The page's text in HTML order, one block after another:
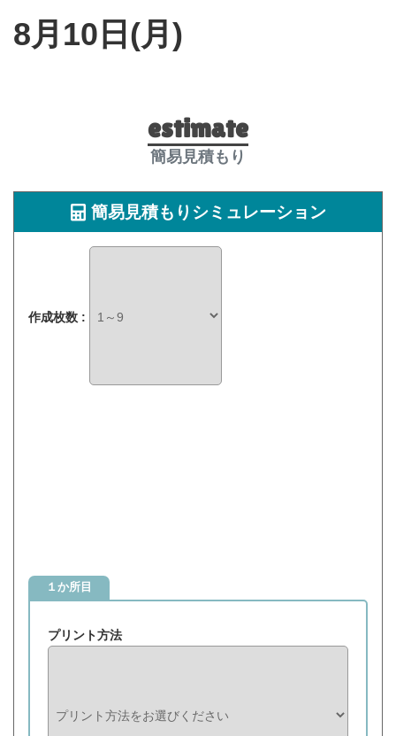
8月10日(月)
estimate
簡易見積もり
簡易見積もりシミュレーション
作成枚数 :
１か所目
プリント方法